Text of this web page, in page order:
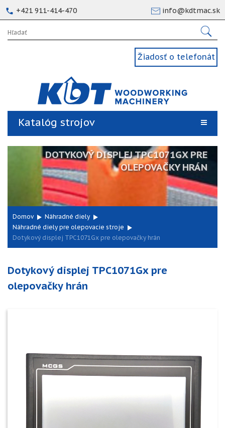
+421 911-414-470 info@kdtmac.sk
Žiadosť o telefonát
Katalóg strojov
DOTYKOVÝ DISPLEJ TPC1071GX PRE
OLEPOVAČKY HRÁN
Domov
Náhradné diely
Náhradné diely pre olepovacie stroje
Dotykový displej TPC1071Gx pre olepovačky hrán
Dotykový displej TPC1071Gx pre
olepovačky hrán